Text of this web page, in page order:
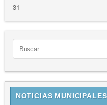
31
NOTICIAS MUNICIPALES